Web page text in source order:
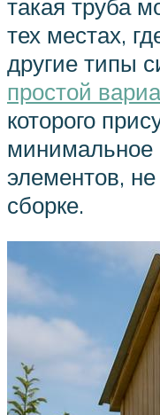
такая труба
тех местах,
другие типы
простой
которого
минимальное
элементов,
сборке.